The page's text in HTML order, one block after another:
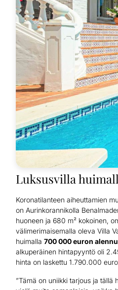
Luksusvilla
Koronatilanteen aiheuttamien
on Aurinkorannikolla
huoneen ja 680 m² kokoinen,
välimerimaisemalla oleva Villa
huimalla 700 000 euron
alkuperäinen hintapyyntö oli
hinta on laskettu 1.790.000
”Tämä on uniikki tarjous ja tällä